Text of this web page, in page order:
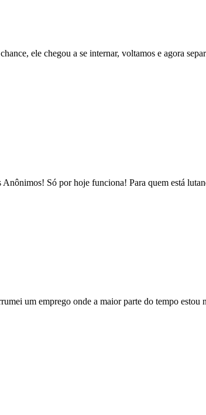
ele chegou a se internar, voltamos e agora
Só por hoje funciona! Para quem está
um emprego onde a maior parte do tempo